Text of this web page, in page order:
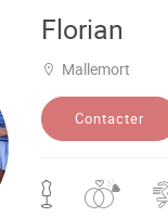
Florian
Mallemort
Contacter